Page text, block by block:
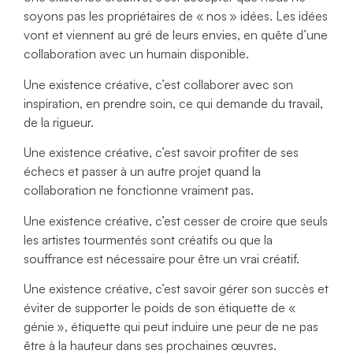
soyons pas les propriétaires de « nos » idées. Les idées
vont et viennent au gré de leurs envies, en quête d’une
collaboration avec un humain disponible.
Une existence créative, c’est collaborer avec son
inspiration, en prendre soin, ce qui demande du travail,
de la rigueur.
Une existence créative, c’est savoir profiter de ses
échecs et passer à un autre projet quand la
collaboration ne fonctionne vraiment pas.
Une existence créative, c’est cesser de croire que seuls
les artistes tourmentés sont créatifs ou que la
souffrance est nécessaire pour être un vrai créatif.
Une existence créative, c’est savoir gérer son succès et
éviter de supporter le poids de son étiquette de «
génie », étiquette qui peut induire une peur de ne pas
être à la hauteur dans ses prochaines œuvres.